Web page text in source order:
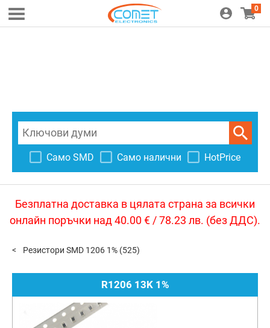
0
Само SMD Само налични HotPrice
Безплатна доставка в цялата страна за всички
онлайн поръчки над 40.00 € / 78.23 лв. (без ДДС).
Резистори SMD 1206 1% (525)
R1206 13K 1%